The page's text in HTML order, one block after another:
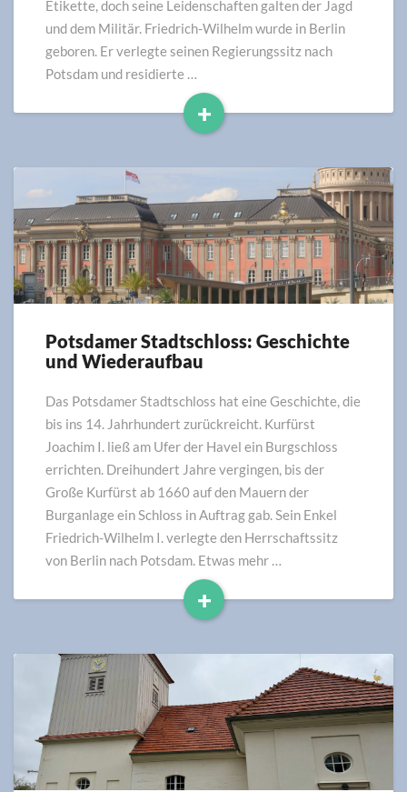
Etikette, doch seine Leidenschaften galten der Jagd
und dem Militär. Friedrich-Wilhelm wurde in Berlin
geboren. Er verlegte seinen Regierungssitz nach
Potsdam und residierte …
+
Read
Potsdamer
Stadtschloss:
und
Wiederaufbau
Potsdamer Stadtschloss: Geschichte
und Wiederaufbau
Das Potsdamer Stadtschloss hat eine Geschichte, die
bis ins 14. Jahrhundert zurückreicht. Kurfürst
Joachim I. ließ am Ufer der Havel ein Burgschloss
errichten. Dreihundert Jahre vergingen, bis der
Große Kurfürst ab 1660 auf den Mauern der
Burganlage ein Schloss in Auftrag gab. Sein Enkel
Friedrich-Wilhelm I. verlegte den Herrschaftssitz
von Berlin nach Potsdam. Etwas mehr …
+
Read